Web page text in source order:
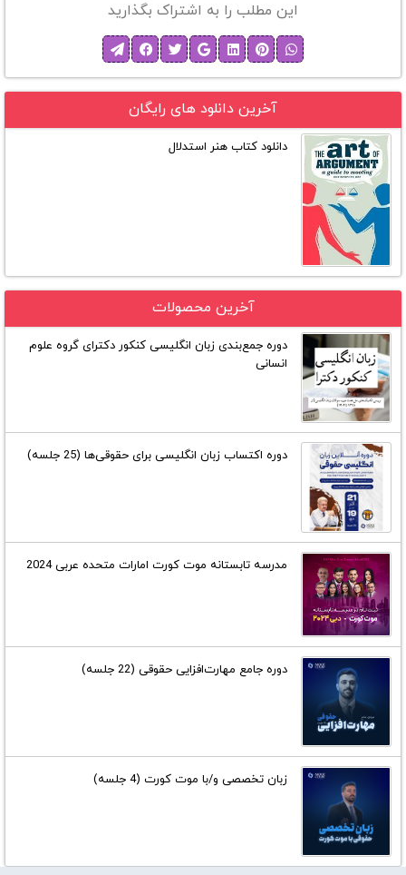
این مطلب را به اشتراک بگذارید
آخرین دانلود های رایگان
دانلود کتاب هنر استدلال
آخرین محصولات
دوره جمع‌بندی زبان انگلیسی کنکور دکترای گروه علوم
انسانی
دوره اکتساب زبان انگلیسی برای حقوقی‌ها (25 جلسه)
مدرسه تابستانه موت کورت امارات متحده عربی 2024
دوره جامع مهارت‌افزایی حقوقی (22 جلسه)
زبان تخصصی و/با موت کورت (4 جلسه)